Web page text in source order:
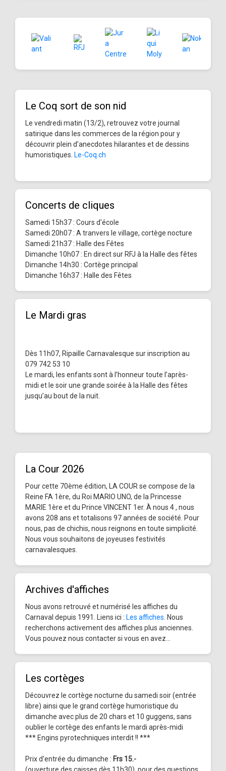
Le Coq sort de son nid
Le vendredi matin (13/2), retrouvez votre journal
satirique dans les commerces de la région pour y
découvrir plein d’anecdotes hilarantes et de dessins
humoristiques. Le-Coq.ch
Concerts de cliques
Samedi 15h37 : Cours d'école
Samedi 20h07 : A tranvers le village, cortège nocture
Samedi 21h37 : Halle des Fêtes
Dimanche 10h07 : En direct sur RFJ à la Halle des fêtes
Dimanche 14h30 : Cortège principal
Dimanche 16h37 : Halle des Fêtes
Le Mardi gras
Dès 11h07, Ripaille Carnavalesque sur inscription au
079 742 53 10
Le mardi, les enfants sont à l’honneur toute l’après-
midi et le soir une grande soirée à la Halle des fêtes
jusqu’au bout de la nuit.
La Cour 2026
Pour cette 70ème édition, LA COUR se compose de la
Reine FA 1ère, du Roi MARIO UNO, de la Princesse
MARIE 1ère et du Prince VINCENT 1er. À nous 4 , nous
avons 208 ans et totalisons 97 années de société. Pour
nous, pas de chichis, nous reignons en toute simplicité.
Nous vous souhaitons de joyeuses festivités
carnavalesques.
Archives d'affiches
Nous avons retrouvé et numérisé les affiches du
Carnaval depuis 1991. Liens ici : Les affiches . Nous
recherchons activement des affiches plus anciennes.
Vous pouvez nous contacter si vous en avez...
Les cortèges
Découvrez le cortège nocturne du samedi soir (entrée
libre) ainsi que le grand cortège humoristique du
dimanche avec plus de 20 chars et 10 guggens, sans
oublier le cortège des enfants le mardi après-midi
*** Engins pyrotechniques interdit !! ***
Prix d'entrée du dimanche : Frs 15.-